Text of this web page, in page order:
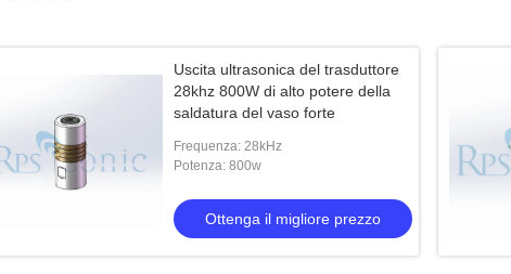
Uscita ultrasonica del trasduttore
28khz 800W di alto potere della
saldatura del vaso forte
Frequenza: 28kHz
Potenza: 800w
Ottenga il migliore prezzo